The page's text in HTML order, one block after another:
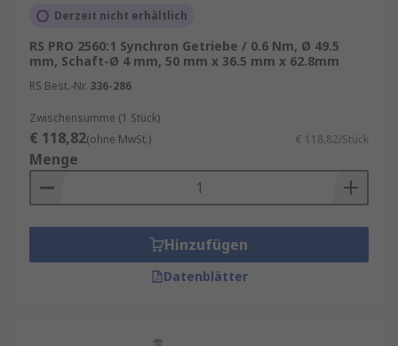
sowie zum Mindestbestellwert für eine
kostenfreie Lieferung finden Sie auf der
jeweiligen Produktseite.
Ihrer Getriebe mit unserem
Manager.
Entdecken Sie weitere relevante Produkte für
Ihren Bedarf wie z. B.Motorstarter,
Wechselstrommotoren,Frequenzumrichter
Motorsteuerungen.
Derzeit nicht erhältlich
RS PRO 2560:1 Synchron Getriebe / 0.6 Nm, Ø 49.5
mm, Schaft-Ø 4 mm, 50 mm x 36.5 mm x 62.8mm
RS Best.-Nr. 336-286
Zwischensumme (1 Stück)
€ 118,82(ohne MwSt.) € 118,82/Stück
Menge
Hinzufügen
Datenblätter